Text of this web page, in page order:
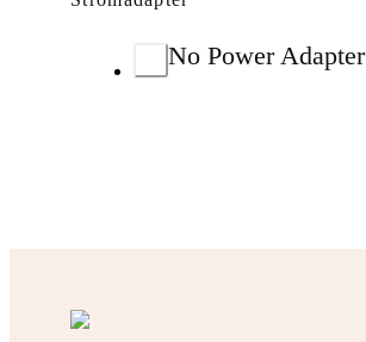
No Power Adapter